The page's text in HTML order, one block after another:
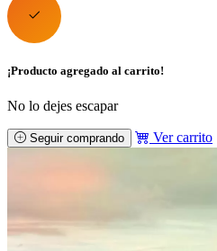
¡Producto agregado al carrito!
No lo dejes escapar
Seguir comprando Ver carrito